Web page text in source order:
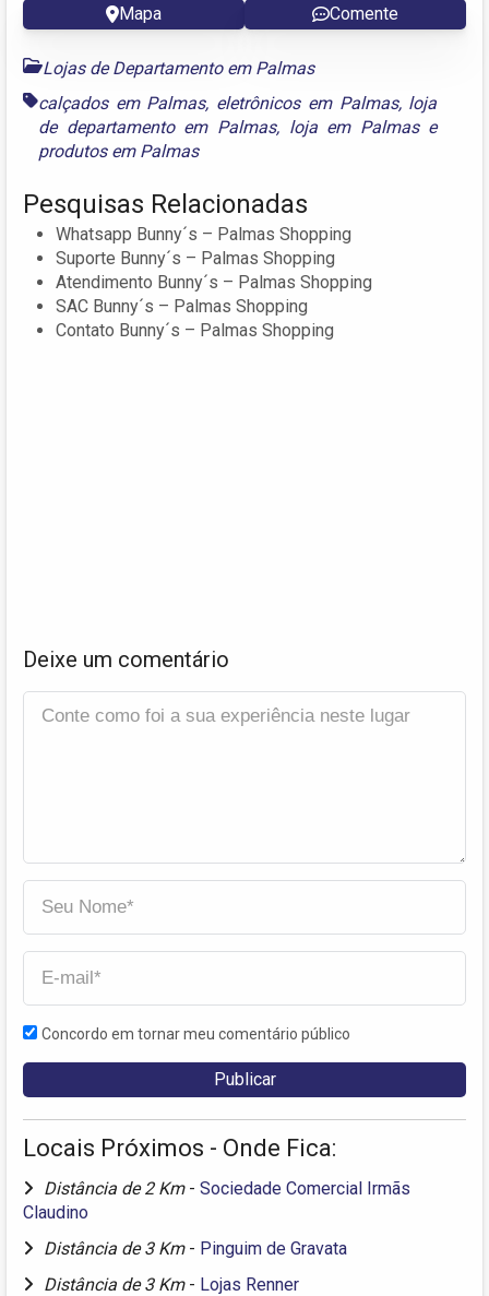
Mapa Comente
Lojas de Departamento em Palmas
calçados em Palmas, eletrônicos em Palmas, loja
de departamento em Palmas, loja em Palmase
produtos em Palmas
Pesquisas Relacionadas
Whatsapp Bunny´s – Palmas Shopping
Suporte Bunny´s – Palmas Shopping
Atendimento Bunny´s – Palmas Shopping
SAC Bunny´s – Palmas Shopping
Contato Bunny´s – Palmas Shopping
Deixe um comentário
Concordo em tornar meu comentário público
Locais Próximos - Onde Fica:
Distância de 2 Km - Sociedade Comercial Irmãs
Claudino
Distância de 3 Km - Pinguim de Gravata
Distância de 3 Km - Lojas Renner